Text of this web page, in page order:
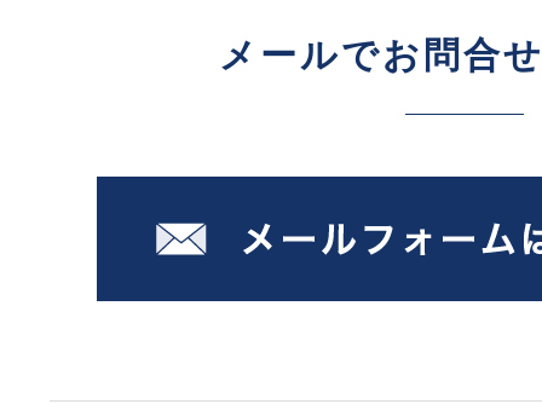
メールでお問合